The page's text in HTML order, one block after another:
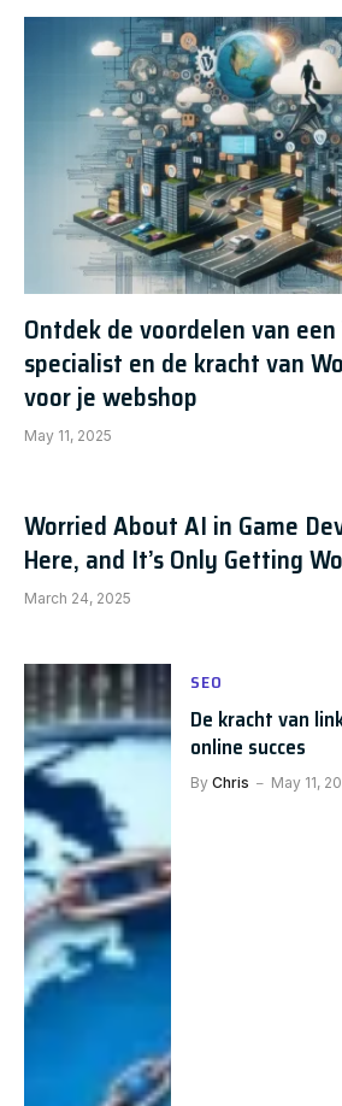
Ontdek de voordelen van
specialist en de kracht van
voor je webshop
May 11, 2025
Worried About AI in Game
Here, and It’s Only Getting
March 24, 2025
SEO
De kracht van
online succes
By Chris May 11,